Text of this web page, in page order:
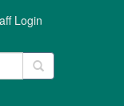
Login